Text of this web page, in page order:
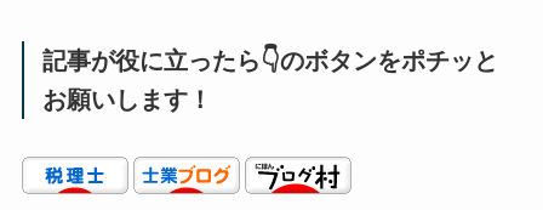
記事が役に立ったら👇のボタンをポチッと
お願いします！